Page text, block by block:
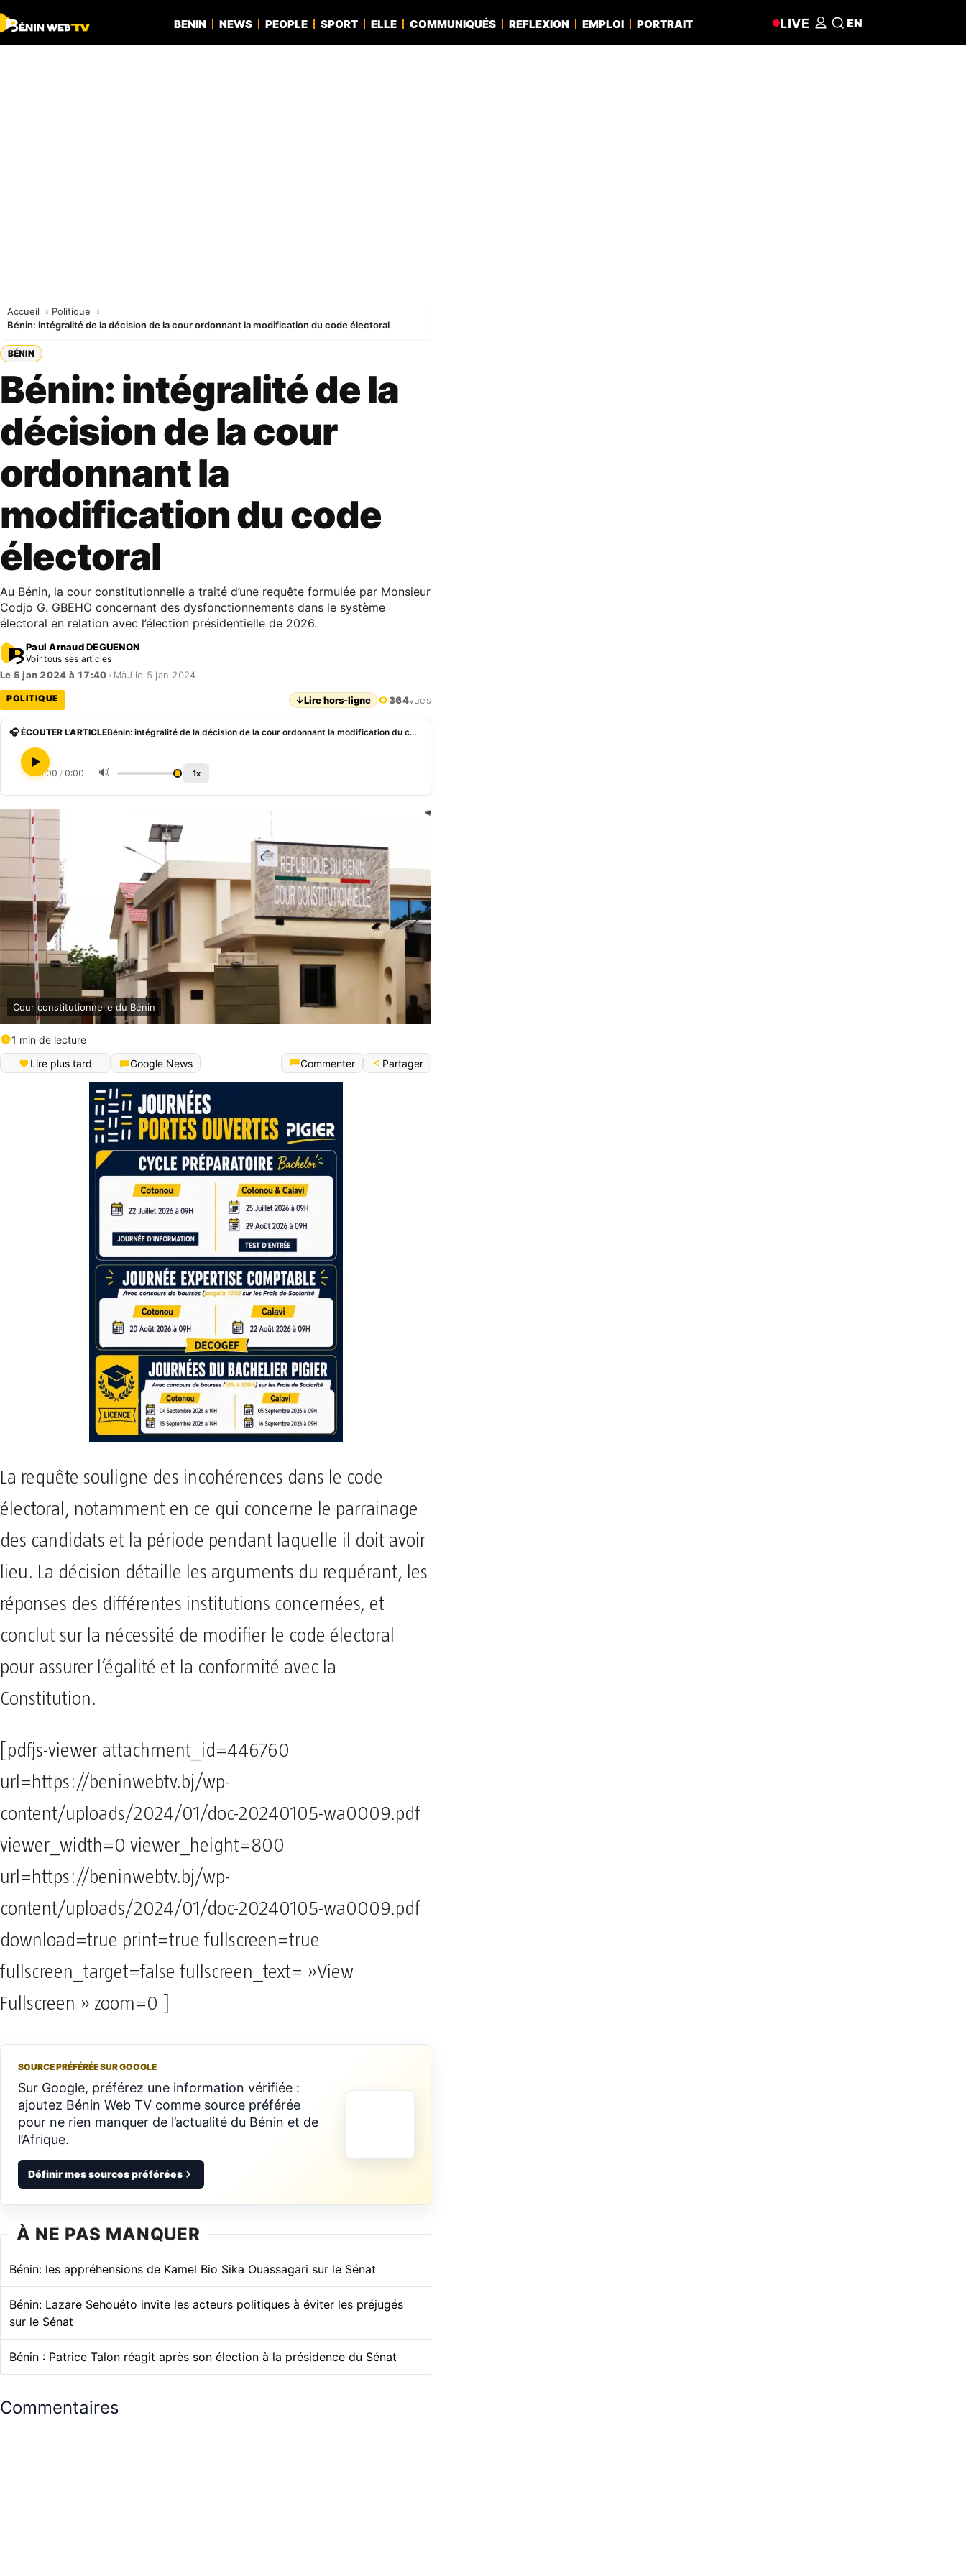
BENIN NEWS PEOPLE SPORT ELLE COMMUNIQUÉS REFLEXION EMPLOI PORTRAIT LIVE EN
Accueil
Politique
Bénin: intégralité de la décision de la cour ordonnant la modification du code électoral
BÉNIN
Bénin: intégralité de la
décision de la cour
ordonnant la
modification du code
électoral
Au Bénin, la cour constitutionnelle a traité d’une requête formulée par Monsieur
Codjo G. GBEHO concernant des dysfonctionnements dans le système
électoral en relation avec l’élection présidentielle de 2026.
Paul Arnaud DEGUENON
Voir tous ses articles
Le 5 jan 2024 à 17:40 • MàJ le 5 jan 2024
POLITIQUE ↓Lire hors-ligne 364vues
🎧 ÉCOUTER L'ARTICLE Bénin: intégralité de la décision de la cour ordonnant la modification du code électoral
0:00 / 0:00 🔊 1x
Cour constitutionnelle du Bénin
1 min de lecture
Lire plus tard
Google News Commenter Partager
La requête souligne des incohérences dans le code
électoral, notamment en ce qui concerne le parrainage
des candidats et la période pendant laquelle il doit avoir
lieu. La décision détaille les arguments du requérant, les
réponses des différentes institutions concernées, et
conclut sur la nécessité de modifier le code électoral
pour assurer l’égalité et la conformité avec la
Constitution.
[pdfjs-viewer attachment_id=446760
url=https://beninwebtv.bj/wp-
content/uploads/2024/01/doc-20240105-wa0009.pdf
viewer_width=0 viewer_height=800
url=https://beninwebtv.bj/wp-
content/uploads/2024/01/doc-20240105-wa0009.pdf
download=true print=true fullscreen=true
fullscreen_target=false fullscreen_text= »View
Fullscreen » zoom=0 ]
SOURCE PRÉFÉRÉE SUR GOOGLE
Sur Google, préférez une information vérifiée :
ajoutez Bénin Web TV comme source préférée
pour ne rien manquer de l’actualité du Bénin et de
l’Afrique.
Définir mes sources préférées
À NE PAS MANQUER
Bénin: les appréhensions de Kamel Bio Sika Ouassagari sur le Sénat
Bénin: Lazare Sehouéto invite les acteurs politiques à éviter les préjugés
sur le Sénat
Bénin : Patrice Talon réagit après son élection à la présidence du Sénat
Commentaires